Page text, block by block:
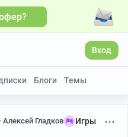
Вход
Блоги Темы
Гладков Игры
Больше видео